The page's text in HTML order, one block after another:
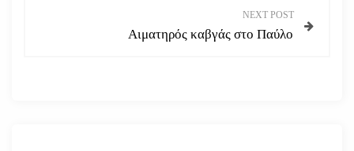
NEXT POST
Αιματηρός καβγάς στο Παύλο